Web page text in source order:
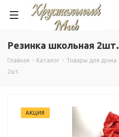
Резинка школьная 2шт.
Главная - Каталог - Товары для дома
2шт.
АКЦИЯ